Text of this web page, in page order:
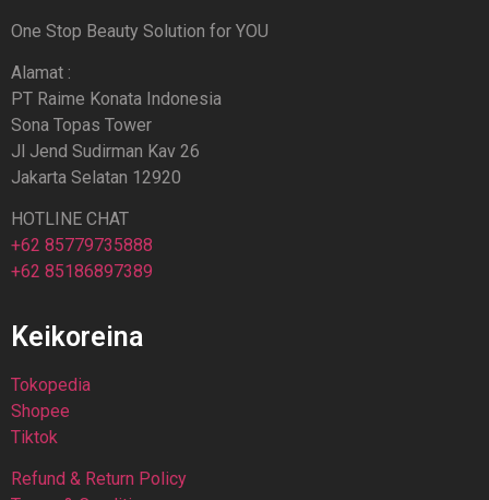
One Stop Beauty Solution for YOU
Alamat :
PT Raime Konata Indonesia
Sona Topas Tower
Jl Jend Sudirman Kav 26
Jakarta Selatan 12920
HOTLINE CHAT
+62 85779735888
+62 85186897389
Keikoreina
Tokopedia
Shopee
Tiktok
Refund & Return Policy